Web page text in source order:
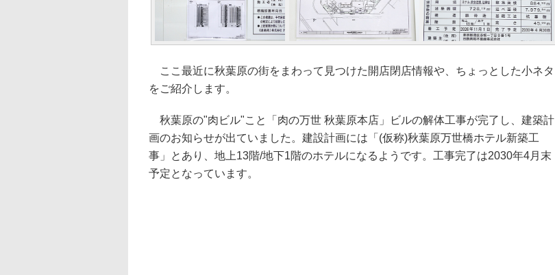
ここ最近に秋葉原の街をまわって見つけた開店閉店情報や、ちょっとした小ネタ
をご紹介します。
秋葉原の"肉ビル"こと「肉の万世 秋葉原本店」ビルの解体工事が完了し、建築計
画のお知らせが出ていました。建設計画には「(仮称)秋葉原万世橋ホテル新築工
事」とあり、地上13階/地下1階のホテルになるようです。工事完了は2030年4月末
予定となっています。